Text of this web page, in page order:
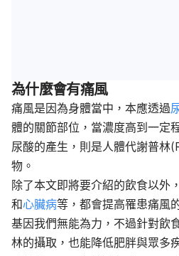
為什麼會有痛風
痛風是因為身體當中，本應透過
體的關節部位，當濃度高到一定
尿酸的產生，則是人體代謝普林
物。
除了本文即將要介紹的飲食以外
和心臟病等，都會提高罹患痛風
基因我們無能為力，不過針對飲
林的攝取，也能降低肥胖與眾多